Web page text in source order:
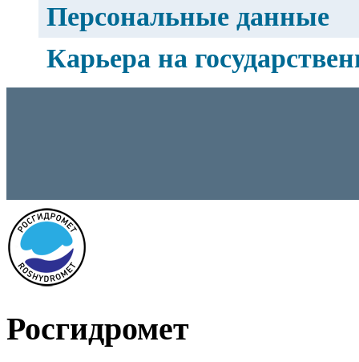
Персональные данные
Карьера на
Росгидромет